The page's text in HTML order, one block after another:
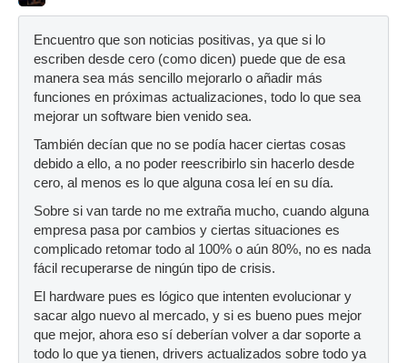
Encuentro que son noticias positivas, ya que si lo
escriben desde cero (como dicen) puede que de esa
manera sea más sencillo mejorarlo o añadir más
funciones en próximas actualizaciones, todo lo que sea
mejorar un software bien venido sea.
También decían que no se podía hacer ciertas cosas
debido a ello, a no poder reescribirlo sin hacerlo desde
cero, al menos es lo que alguna cosa leí en su día.
Sobre si van tarde no me extraña mucho, cuando alguna
empresa pasa por cambios y ciertas situaciones es
complicado retomar todo al 100% o aún 80%, no es nada
fácil recuperarse de ningún tipo de crisis.
El hardware pues es lógico que intenten evolucionar y
sacar algo nuevo al mercado, y si es bueno pues mejor
que mejor, ahora eso sí deberían volver a dar soporte a
todo lo que ya tienen, drivers actualizados sobre todo ya